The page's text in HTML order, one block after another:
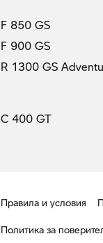
F 850 GS
F 900 GS
R 1300 GS
C 400 GT
Правила и условия
Политика за